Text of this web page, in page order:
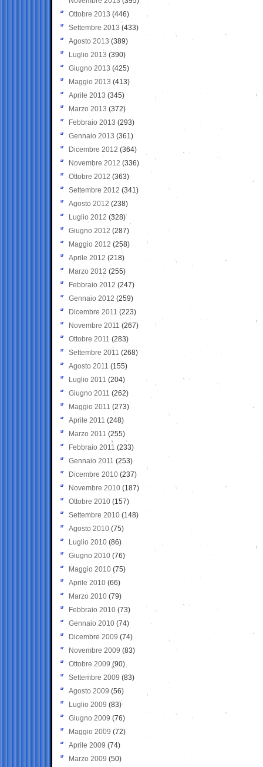
Ottobre 2013 (446)
Settembre 2013 (433)
Agosto 2013 (389)
Luglio 2013 (390)
Giugno 2013 (425)
Maggio 2013 (413)
Aprile 2013 (345)
Marzo 2013 (372)
Febbraio 2013 (293)
Gennaio 2013 (361)
Dicembre 2012 (364)
Novembre 2012 (336)
Ottobre 2012 (363)
Settembre 2012 (341)
Agosto 2012 (238)
Luglio 2012 (328)
Giugno 2012 (287)
Maggio 2012 (258)
Aprile 2012 (218)
Marzo 2012 (255)
Febbraio 2012 (247)
Gennaio 2012 (259)
Dicembre 2011 (223)
Novembre 2011 (267)
Ottobre 2011 (283)
Settembre 2011 (268)
Agosto 2011 (155)
Luglio 2011 (204)
Giugno 2011 (262)
Maggio 2011 (273)
Aprile 2011 (248)
Marzo 2011 (255)
Febbraio 2011 (233)
Gennaio 2011 (253)
Dicembre 2010 (237)
Novembre 2010 (187)
Ottobre 2010 (157)
Settembre 2010 (148)
Agosto 2010 (75)
Luglio 2010 (86)
Giugno 2010 (76)
Maggio 2010 (75)
Aprile 2010 (66)
Marzo 2010 (79)
Febbraio 2010 (73)
Gennaio 2010 (74)
Dicembre 2009 (74)
Novembre 2009 (83)
Ottobre 2009 (90)
Settembre 2009 (83)
Agosto 2009 (56)
Luglio 2009 (83)
Giugno 2009 (76)
Maggio 2009 (72)
Aprile 2009 (74)
Marzo 2009 (50)